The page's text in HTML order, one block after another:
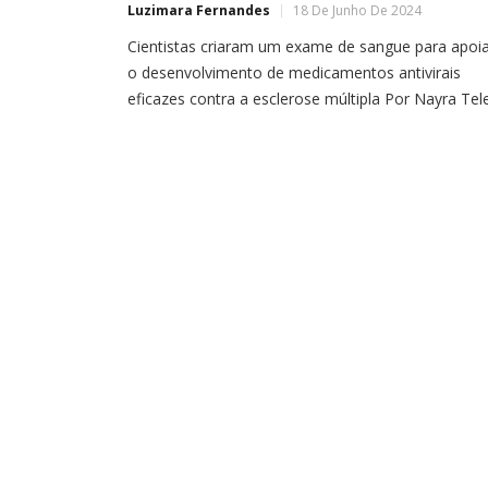
Luzimara Fernandes 18 De Junho De 2024
Cientistas criaram um exame de sangue para
o desenvolvimento de medicamentos antivirais
eficazes contra a esclerose múltipla Por Nayra